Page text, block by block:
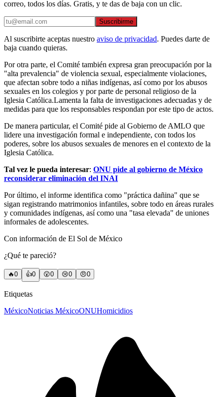
correo, todos los días. Gratis, y te das de baja con un clic.
Suscribirme
Al suscribirte aceptas nuestro aviso de privacidad. Puedes darte de
baja cuando quieras.
Por otra parte, el Comité también expresa gran preocupación por la
"alta prevalencia" de violencia sexual, especialmente violaciones,
que afectan sobre todo a niñas indígenas, así como por los abusos
sexuales en los colegios y por parte de personal religioso de la
Iglesia Católica.Lamenta la falta de investigaciones adecuadas y de
medidas para que los responsables respondan por este tipo de actos.
De manera particular, el Comité pide al Gobierno de AMLO que
lidere una investigación formal e independiente, con todos los
poderes, sobre los abusos sexuales de menores en el contexto de la
Iglesia Católica.
Tal vez le pueda interesar: ONU pide al gobierno de México
reconsiderar eliminación del INAI
Por último, el informe identifica como "práctica dañina" que se
sigan registrando matrimonios infantiles, sobre todo en áreas rurales
y comunidades indígenas, así como una "tasa elevada" de uniones
informales de adolescentes.
Con información de El Sol de México
¿Qué te pareció?
🔥0 👍0 😲0 😢0 😠0
Etiquetas
MéxicoNoticias MéxicoONUHomicidios